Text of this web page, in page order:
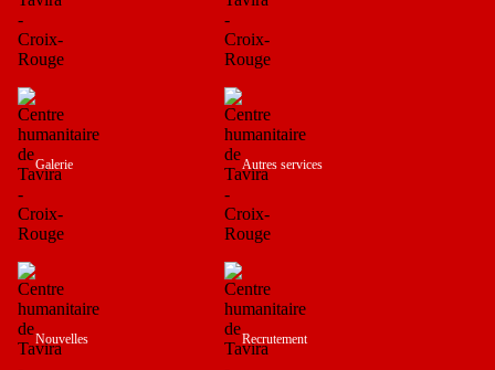
Galerie
Nouvelles
Autres services
Recrutement